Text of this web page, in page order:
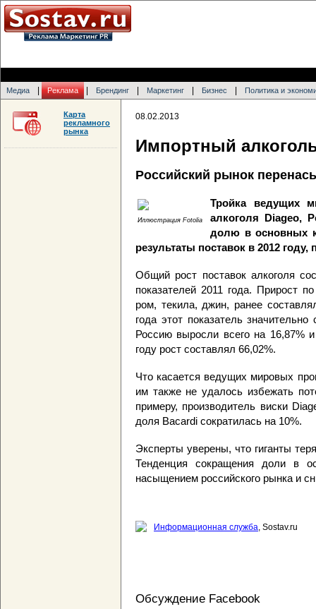
Медиа Реклама Брендинг Маркетинг Бизнес Политика и
08.02.2013
Импортный
Российский рынок
Иллюстрация Fotolia
Тройка ведущих
алкоголя Diageo,
долю в основных
результаты поставок в 2012 году,
Общий рост поставок алкоголя
показателей 2011 года. Прирост
ром, текила, джин, ранее
года этот показатель
Россию выросли всего на 16,87%
году рост составлял 66,02%.
Что касается ведущих мировых
им также не удалось избежать
примеру, производитель виски
доля Bacardi сократилась на 10%.
Эксперты уверены, что гиганты
Тенденция сокращения доли в
насыщением российского рынка и
Информационная служба, Sostav.ru
Обсуждение Facebook
Карта
рекламного
рынка